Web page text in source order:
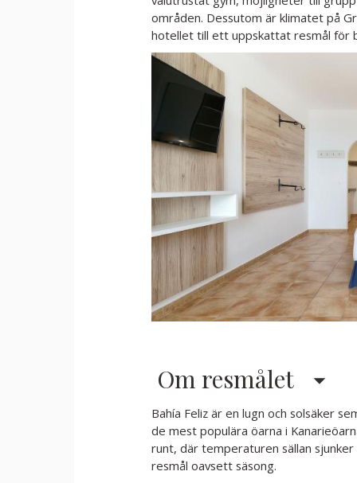
områden. Dessutom är klimatet på
hotellet till ett uppskattat resmål för
Om resmålet
Bahía Feliz är en lugn och solsäker
de mest populära öarna i
runt, där temperaturen sällan
resmål oavsett säsong.